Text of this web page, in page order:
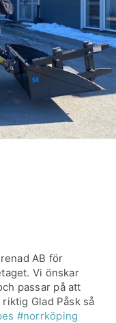
AB för
Vi önskar
passar på att
Glad Påsk så
#norrköping